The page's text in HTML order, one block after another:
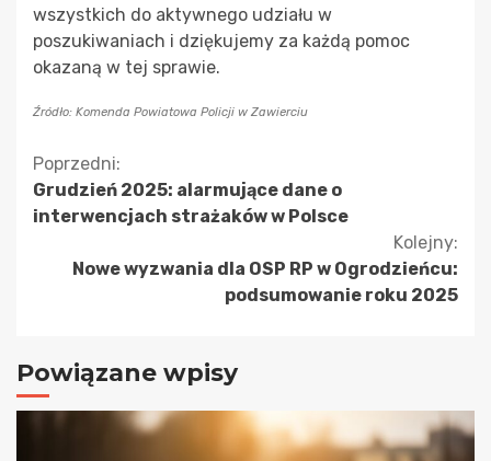
wszystkich do aktywnego udziału w
poszukiwaniach i dziękujemy za każdą pomoc
okazaną w tej sprawie.
Źródło: Komenda Powiatowa Policji w Zawierciu
Kontynuuj
czytanie
Poprzedni:
Grudzień 2025: alarmujące dane o
interwencjach strażaków w Polsce
Kolejny:
Nowe wyzwania dla OSP RP w Ogrodzieńcu:
podsumowanie roku 2025
Powiązane wpisy